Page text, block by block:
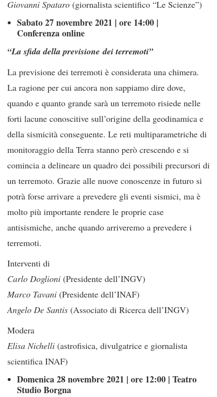
Giovanni Spataro (giornalista scientifico “Le Scienze”)
Sabato 27 novembre 2021 | ore 14:00 |
Conferenza online
“La sfida della previsione dei terremoti”
La previsione dei terremoti è considerata una chimera.
La ragione per cui ancora non sappiamo dire dove,
quando e quanto grande sarà un terremoto risiede nelle
forti lacune conoscitive sull’origine della geodinamica e
della sismicità conseguente. Le reti multiparametriche di
monitoraggio della Terra stanno però crescendo e si
comincia a delineare un quadro dei possibili precursori di
un terremoto. Grazie alle nuove conoscenze in futuro si
potrà forse arrivare a prevedere gli eventi sismici, ma è
molto più importante rendere le proprie case
antisismiche, anche quando arriveremo a prevedere i
terremoti.
Interventi di
Carlo Doglioni (Presidente dell’INGV)
Marco Tavani (Presidente dell’INAF)
Angelo De Santis (Associato di Ricerca dell’INGV)
Modera
Elisa Nichelli (astrofisica, divulgatrice e giornalista
scientifica INAF)
Domenica 28 novembre 2021 | ore 12:00 | Teatro
Studio Borgna